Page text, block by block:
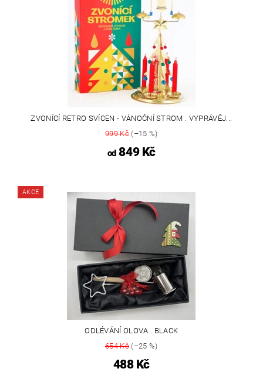
ZVONÍCÍ RETRO SVÍCEN - VÁNOČNÍ STROM . VYPRÁVĚJ...
999 Kč(–15 %)
od849 Kč
AKCE
ODLÉVÁNÍ OLOVA . BLACK
654 Kč(–25 %)
488 Kč